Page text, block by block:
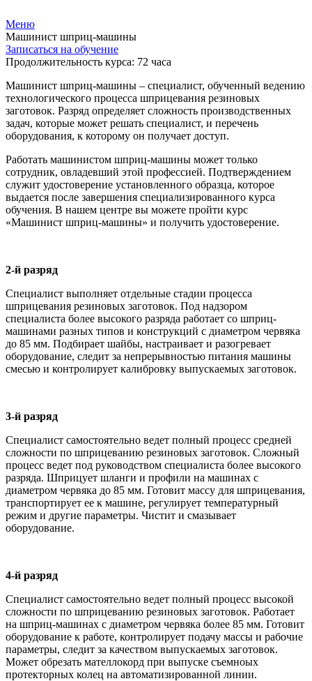
Меню
Машинист шприц-машины
Записаться на обучение
Продолжительность курса: 72 часа
Машинист шприц-машины – специалист, обученный ведению
технологического процесса шприцевания резиновых
заготовок. Разряд определяет сложность производственных
задач, которые может решать специалист, и перечень
оборудования, к которому он получает доступ.
Работать машинистом шприц-машины может только
сотрудник, овладевший этой профессией. Подтверждением
служит удостоверение установленного образца, которое
выдается после завершения специализированного курса
обучения. В нашем центре вы можете пройти курс
«Машинист шприц-машины» и получить удостоверение.
2-й разряд
Специалист выполняет отдельные стадии процесса
шприцевания резиновых заготовок. Под надзором
специалиста более высокого разряда работает со шприц-
машинами разных типов и конструкций с диаметром червяка
до 85 мм. Подбирает шайбы, настраивает и разогревает
оборудование, следит за непрерывностью питания машины
смесью и контролирует калибровку выпускаемых заготовок.
3-й разряд
Специалист самостоятельно ведет полный процесс средней
сложности по шприцеванию резиновых заготовок. Сложный
процесс ведет под руководством специалиста более высокого
разряда. Шприцует шланги и профили на машинах с
диаметром червяка до 85 мм. Готовит массу для шприцевания,
транспортирует ее к машине, регулирует температурный
режим и другие параметры. Чистит и смазывает
оборудование.
4-й разряд
Специалист самостоятельно ведет полный процесс высокой
сложности по шприцеванию резиновых заготовок. Работает
на шприц-машинах с диаметром червяка более 85 мм. Готовит
оборудование к работе, контролирует подачу массы и рабочие
параметры, следит за качеством выпускаемых заготовок.
Может обрезать мателлокорд при выпуске съемноых
протекторных колец на автоматизированной линии.